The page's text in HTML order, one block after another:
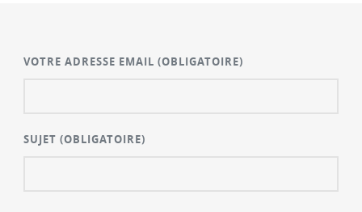
VOTRE ADRESSE EMAIL(OBLIGATOIRE)
SUJET(OBLIGATOIRE)